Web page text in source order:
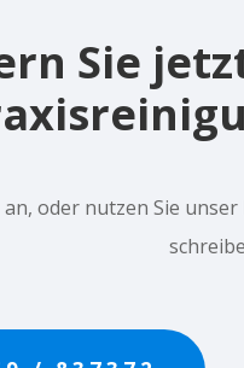
Sie
an, oder nutzen Sie